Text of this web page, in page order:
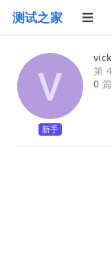
测试之家
新手
第
0